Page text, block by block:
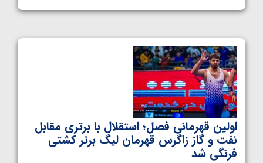
اولین‌ قهرمانی فصل؛ استقلال با برتری مقابل
نفت و گاز زاگرس قهرمان لیگ برتر کشتی
فرنگی شد